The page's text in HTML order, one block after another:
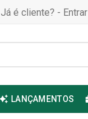
Já é cliente? - Entrar
LANÇAMENTOS